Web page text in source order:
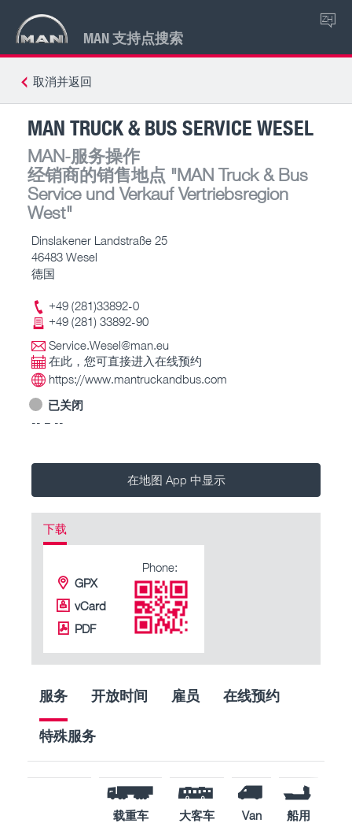
MAN 支持点搜索
ZH
取消并返回
MAN TRUCK & BUS SERVICE WESEL
MAN-服务操作
经销商的销售地点 "MAN Truck & Bus
Service und Verkauf Vertriebsregion
West"
Dinslakener Landstraße 25
46483 Wesel
德国
+49 (281)33892-0
+49 (281) 33892-90
Service.Wesel@man.eu
在此，您可直接进入在线预约
https://www.mantruckandbus.com
已关闭
-- – --
在地图 App 中显示
下载
GPX
vCard
PDF
Phone:
服务 开放时间 雇员 在线预约
特殊服务
载重车 大客车 Van
船用